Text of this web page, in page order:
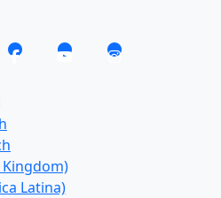
Latina)